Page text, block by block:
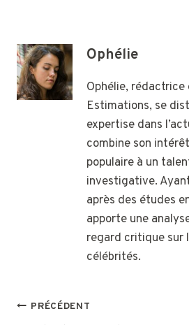
Ophélie
Ophélie, rédactrice
Estimations, se
expertise dans
combine son
populaire à un
investigative.
après des études
apporte une
regard critique sur
célébrités.
NAVIGATION
PRÉCÉDENT